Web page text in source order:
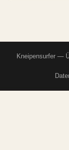
Kneipensurfer —